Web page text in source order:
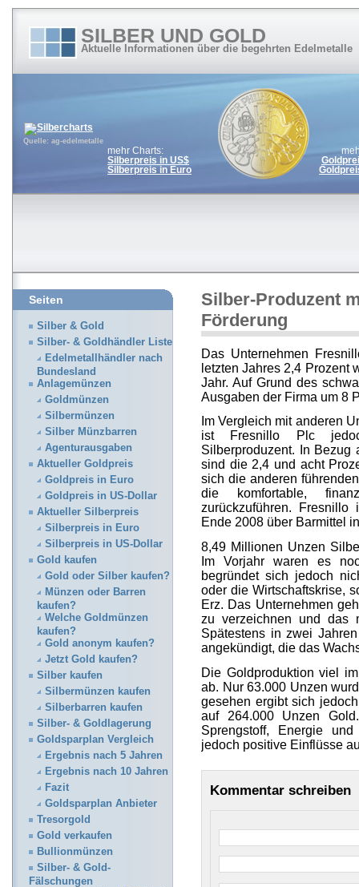
SILBER UND GOLD
Aktuelle Informationen über die begehrten Edelmetalle
Quelle: ag-edelmetalle
mehr Charts:
Silberpreis in US$
Silberpreis in Euro
Silber-Produzent
Förderung
Das Unternehmen
letzten Jahres 2,4 Prozent
Jahr. Auf Grund des
Ausgaben der Firma um 8
Im Vergleich mit anderen
ist Fresnillo Plc
Silberproduzent. In Bezug
sind die 2,4 und acht
sich die anderen
die komfortable,
zurückzuführen.
Ende 2008 über Barmittel
8,49 Millionen Unzen
Im Vorjahr waren es
begründet sich jedoch
oder die Wirtschaftskrise,
Erz. Das Unternehmen
zu verzeichnen und das
Spätestens in zwei
angekündigt, die das
Die Goldproduktion viel
ab. Nur 63.000 Unzen
gesehen ergibt sich
auf 264.000 Unzen
Sprengstoff, Energie
jedoch positive Einflüsse
Kommentar schreiben
Seiten
Silber & Gold
Silber- & Goldhändler Liste
Edelmetallhändler nach
Bundesland
Anlagemünzen
Goldmünzen
Silbermünzen
Silber Münzbarren
Agenturausgaben
Aktueller Goldpreis
Goldpreis in Euro
Goldpreis in US-Dollar
Aktueller Silberpreis
Silberpreis in Euro
Silberpreis in US-Dollar
Gold kaufen
Gold oder Silber kaufen?
Münzen oder Barren
kaufen?
Welche Goldmünzen
kaufen?
Gold anonym kaufen?
Jetzt Gold kaufen?
Silber kaufen
Silbermünzen kaufen
Silberbarren kaufen
Silber- & Goldlagerung
Goldsparplan Vergleich
Ergebnis nach 5 Jahren
Ergebnis nach 10 Jahren
Fazit
Goldsparplan Anbieter
Tresorgold
Gold verkaufen
Bullionmünzen
Silber- & Gold-
Fälschungen